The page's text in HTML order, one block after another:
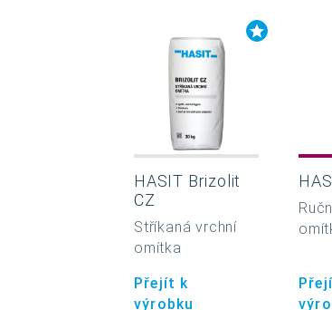
HASIT Brizolit
CZ
Stříkaná vrchní
omítka
Přejít k
výrobku